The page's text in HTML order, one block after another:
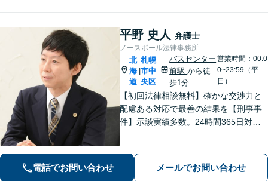
平野 史人 弁護士
ノースポール法律事務所
北
海
道
|
札幌
市中
央区
バスセンター
前駅から徒
歩1分
営業時間：00:0
0~23:59（平
日）
【初回法律相談無料】確かな交渉力と
配慮ある対応で最善の結果を【刑事事
件】示談実績多数。24時間365日対応
経験あり。【バスセンター前駅3番出口
徒歩1分】
電話でお問い合わせ メールでお問い合わせ